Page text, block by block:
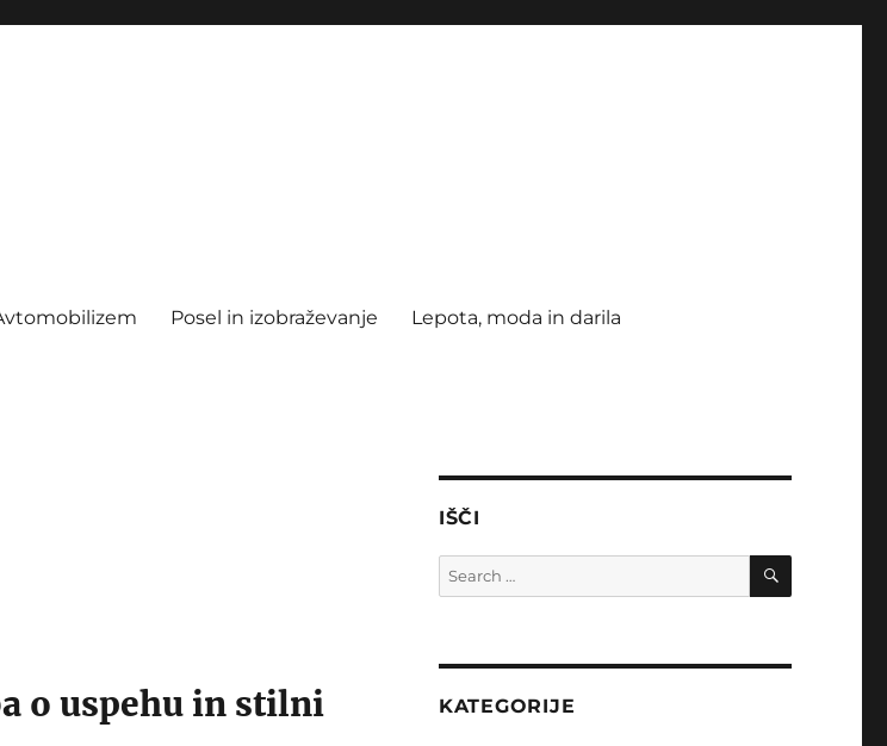
Posel in izobraževanje Lepota, moda in darila
o uspehu in stilni
IŠČI
Search
for:
SEARCH
KATEGORIJE